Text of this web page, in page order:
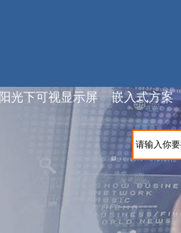
嵌入式方案
阳光下可视显示屏